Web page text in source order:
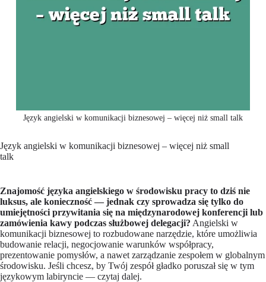
Język angielski w komunikacji biznesowej – więcej niż small talk
Język angielski w komunikacji biznesowej – więcej niż small
talk
Znajomość języka angielskiego w środowisku pracy to dziś nie
luksus, ale konieczność — jednak czy sprowadza się tylko do
umiejętności przywitania się na międzynarodowej konferencji lub
zamówienia kawy podczas służbowej delegacji? Angielski w
komunikacji biznesowej to rozbudowane narzędzie, które umożliwia
budowanie relacji, negocjowanie warunków współpracy,
prezentowanie pomysłów, a nawet zarządzanie zespołem w globalnym
środowisku. Jeśli chcesz, by Twój zespół gładko poruszał się w tym
językowym labiryncie — czytaj dalej.